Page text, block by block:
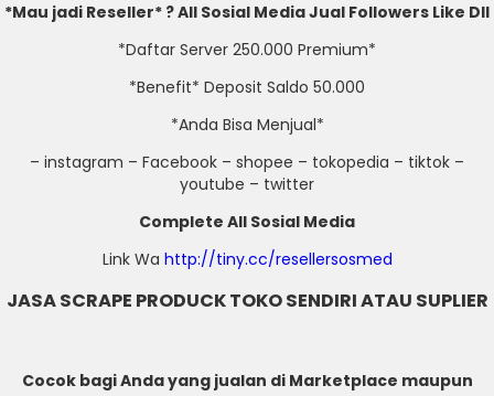
*Mau jadi Reseller* ? All Sosial Media Jual Followers Like Dll
*Daftar Server 250.000 Premium*
*Benefit* Deposit Saldo 50.000
*Anda Bisa Menjual*
– instagram – Facebook – shopee – tokopedia – tiktok –
youtube – twitter
Complete All Sosial Media
Link Wa http://tiny.cc/resellersosmed
JASA SCRAPE PRODUCK TOKO SENDIRI ATAU SUPLIER
Cocok bagi Anda yang jualan di Marketplace maupun